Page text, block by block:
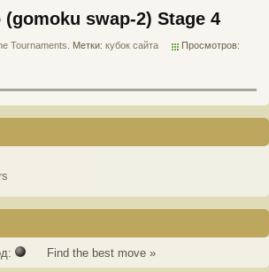
(gomoku swap-2) Stage 4
Tournaments . Метки: кубок сайта
Просмотров:
Find the best move »